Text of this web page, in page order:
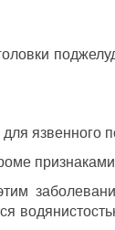
язвенного